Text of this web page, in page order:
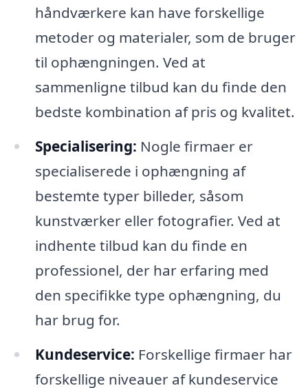
håndværkere kan have forskellige
metoder og materialer, som de bruger
til ophængningen. Ved at
sammenligne tilbud kan du finde den
bedste kombination af pris og kvalitet.
Specialisering: Nogle firmaer er
specialiserede i ophængning af
bestemte typer billeder, såsom
kunstværker eller fotografier. Ved at
indhente tilbud kan du finde en
professionel, der har erfaring med
den specifikke type ophængning, du
har brug for.
Kundeservice: Forskellige firmaer har
forskellige niveauer af kundeservice